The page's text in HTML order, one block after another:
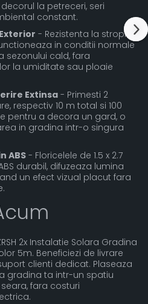
la petreceri, seri
constant.
- Rezistenta la stropi
in conditii normale
sezonului cald, fara
la umiditate sau ploaie
Extinsa - Primesti 2
respectiv 10 m total si 100
pentru a decora un gard, o
in gradina intr-o singura
ABS- Floricelele de 1.5 x 2.7
durabil, difuzeaza lumina
un efect vizual placut fara
2x Instalatie Solara Gradina
5m. Beneficiezi de livrare
clienti dedicat. Plaseaza
gradina ta intr-un spatiu
fara costuri